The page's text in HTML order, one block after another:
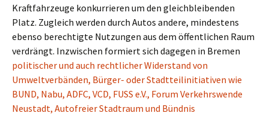
Kraftfahrzeuge konkurrieren um den gleichbleibenden
Platz. Zugleich werden durch Autos andere, mindestens
ebenso berechtigte Nutzungen aus dem öffentlichen Raum
verdrängt. Inzwischen formiert sich dagegen in Bremen
politischer und auch rechtlicher Widerstand von
Umweltverbänden, Bürger- oder Stadtteilinitiativen wie
BUND, Nabu, ADFC, VCD, FUSS e.V., Forum Verkehrswende
Neustadt, Autofreier Stadtraum und Bündnis